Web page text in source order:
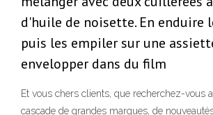
d'huile de noisette. En enduire
puis les empiler sur une
envelopper dans du film
Et vous chers clients, que recherchez-vous
cascade de grandes marques, de